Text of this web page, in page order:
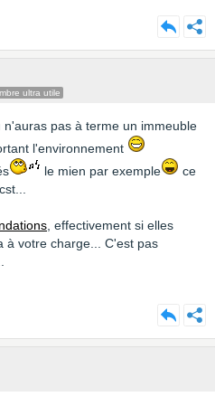
ultra utile
pas à terme un immeuble
l'environnement
le mien par exemple
ce
, effectivement si elles
à votre charge... C'est pas